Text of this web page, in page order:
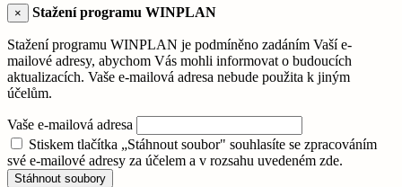
× Stažení programu WINPLAN
Stažení programu WINPLAN je podmíněno zadáním Vaší e-
mailové adresy, abychom Vás mohli informovat o budoucích
aktualizacích. Vaše e-mailová adresa nebude použita k jiným
účelům.
Vaše e-mailová adresa
Stiskem tlačítka „Stáhnout soubor" souhlasíte se zpracováním
své e-mailové adresy za účelem a v rozsahu uvedeném zde.
Stáhnout soubory